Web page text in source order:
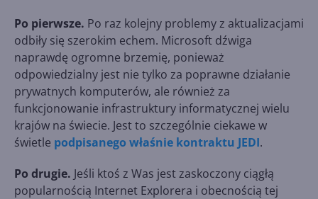
Po pierwsze. Po raz kolejny problemy z aktualizacjami
odbiły się szerokim echem. Microsoft dźwiga
naprawdę ogromne brzemię, ponieważ
odpowiedzialny jest nie tylko za poprawne działanie
prywatnych komputerów, ale również za
funkcjonowanie infrastruktury informatycznej wielu
krajów na świecie. Jest to szczególnie ciekawe w
świetle podpisanego właśnie kontraktu JEDI.
Po drugie. Jeśli ktoś z Was jest zaskoczony ciągłą
popularnością Internet Explorera i obecnością tej